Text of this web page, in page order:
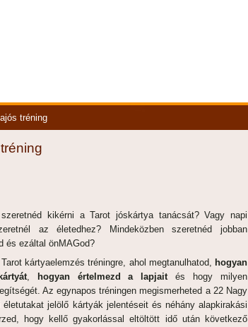
tréning
kikérni a Tarot jóskártya tanácsát? Vagy napi
az életedhez? Mindeközben szeretnéd jobban
és ezáltal önMAGod?
kártyaelemzés tréningre, ahol megtanulhatod, hogyan
, hogyan értelmezd a lapjaités hogy milyen
Az egynapos tréningen megismerheted a 22 Nagy
jelölő kártyák jelentéseit és néhány alapkirakási
hogy kellő gyakorlással eltöltött idő után következő